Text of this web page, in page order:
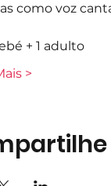
como voz
+ 1 adulto
>